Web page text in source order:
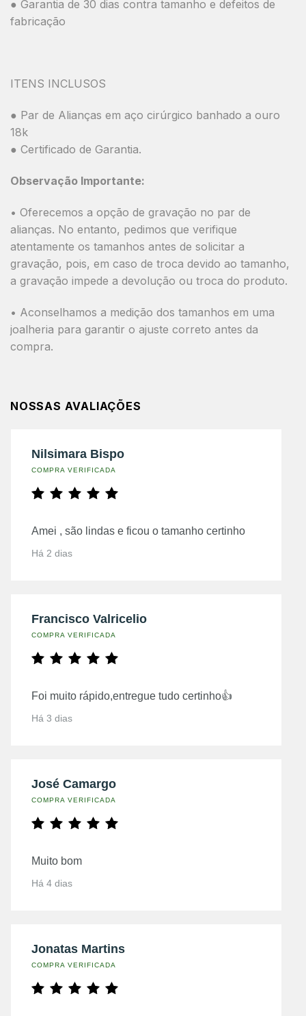
● Garantia de 30 dias contra tamanho e defeitos de
fabricação
ITENS INCLUSOS
● Par de Alianças em aço cirúrgico banhado a ouro
18k
● Certificado de Garantia.
Observação Importante:
• Oferecemos a opção de gravação no par de
alianças. No entanto, pedimos que verifique
atentamente os tamanhos antes de solicitar a
gravação, pois, em caso de troca devido ao tamanho,
a gravação impede a devolução ou troca do produto.
• Aconselhamos a medição dos tamanhos em uma
joalheria para garantir o ajuste correto antes da
compra.
NOSSAS AVALIAÇÕES
Nilsimara Bispo
COMPRA VERIFICADA
Amei , são lindas e ficou o tamanho certinho
Há 2 dias
Francisco Valricelio
COMPRA VERIFICADA
Foi muito rápido,entregue tudo certinho👍
Há 3 dias
José Camargo
COMPRA VERIFICADA
Muito bom
Há 4 dias
Jonatas Martins
COMPRA VERIFICADA